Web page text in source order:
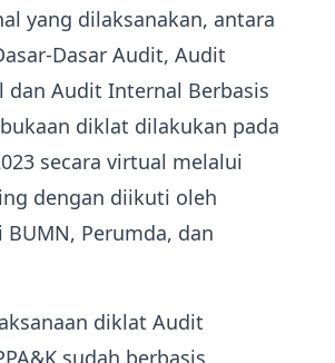
yang dilaksanakan, antara
Dasar Audit, Audit
dan Audit Internal Berbasis
diklat dilakukan pada
secara virtual melalui
dengan diikuti oleh
BUMN, Perumda, dan
diklat Audit
sudah berbasis